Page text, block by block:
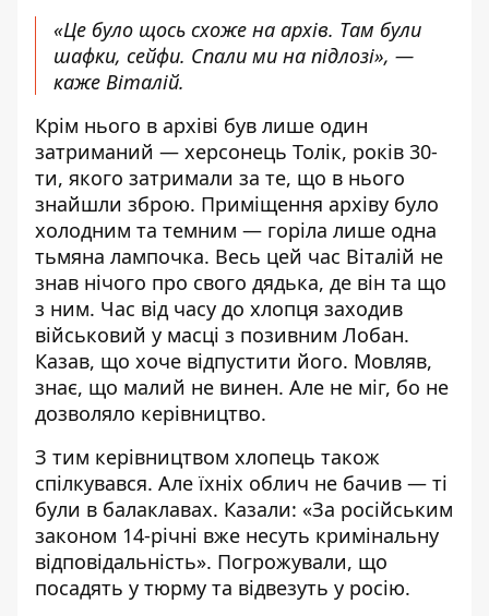
«Це було щось схоже на архів. Там були
шафки, сейфи. Спали ми на підлозі», —
каже Віталій.
Крім нього в архіві був лише один
затриманий — херсонець Толік, років 30-
ти, якого затримали за те, що в нього
знайшли зброю. Приміщення архіву було
холодним та темним — горіла лише одна
тьмяна лампочка. Весь цей час Віталій не
знав нічого про свого дядька, де він та що
з ним. Час від часу до хлопця заходив
військовий у масці з позивним Лобан.
Казав, що хоче відпустити його. Мовляв,
знає, що малий не винен. Але не міг, бо не
дозволяло керівництво.
З тим керівництвом хлопець також
спілкувався. Але їхніх облич не бачив — ті
були в балаклавах. Казали: «За російським
законом 14-річні вже несуть кримінальну
відповідальність». Погрожували, що
посадять у тюрму та відвезуть у росію.